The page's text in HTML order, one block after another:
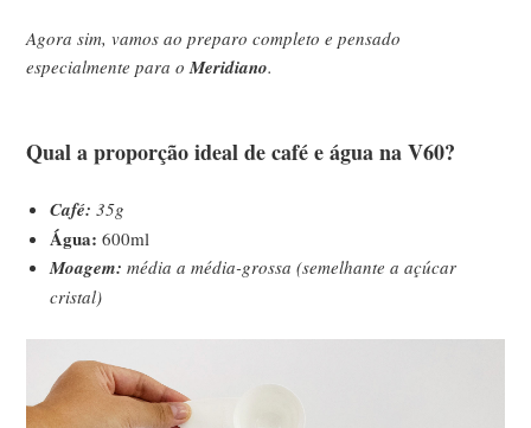
Agora sim, vamos ao preparo completo e pensado
especialmente para oMeridiano.
Qual a proporção ideal de café e água na V60?
Café: 35g
Água: 600ml
Moagem: média a média-grossa (semelhante a açúcar
cristal)